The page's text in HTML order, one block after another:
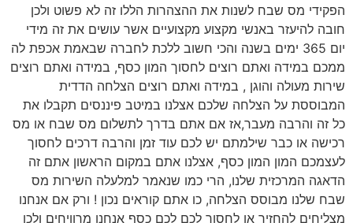
הפקידי מס שבח לשנות את ההצהרות הללו זה לא פשוט ולכן
חובה להיעזר באנשי מקצוע מקצועיים אשר עושים את זה מידי
יום 365 ימים בשנה והכי חשוב ללכת לחברה שבאמת אכפת לה
ממכם במידה ואתם רוצים לחסוך המון כסף, במידה ואתם רוצים
שירות מעולה והוגן , במידה ואתם רוצים הצלחה הדדית
המבוססת על הצלחה שלכם אצלנו במיטב פיננסים תקבלו את
כל זה והרבה מעבר,אז אם אתם בדרך לתשלום מס שבח או מס
רכישה או כבר שילמתם יש לכם עוד זמן והרבה דרכים לחסוך
לעצמכם המון המון כסף, אצלנו אתם במקום הראשון אתם זה
הדאגה המרכזית שלנו, הרי כמו שנאמר למלעלה השירות מס
שבח שלנו מבוסס הצלחה, כו אתם קוראים נכון ! ורק אם אנחנו
מצליחים להחזיר או לחסוך לכם לכם כסף אנחנו מרוויחים ולכן